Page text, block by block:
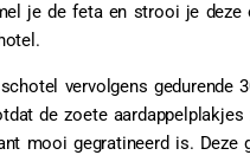
je de feta en strooi je deze
vervolgens gedurende
de zoete
mooi gegratineerd is. Deze